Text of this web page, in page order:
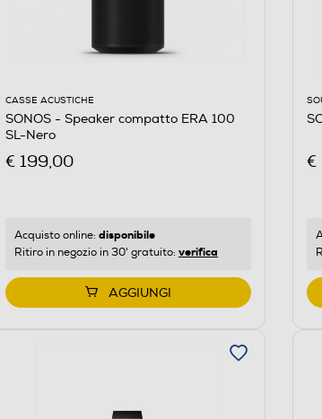
CASSE ACUSTICHE
SONOS - Speaker compatto ERA 100
SL-Nero
€ 199,00
Acquisto online: disponibile
Ritiro in negozio in 30' gratuito: verifica
AGGIUNGI
€